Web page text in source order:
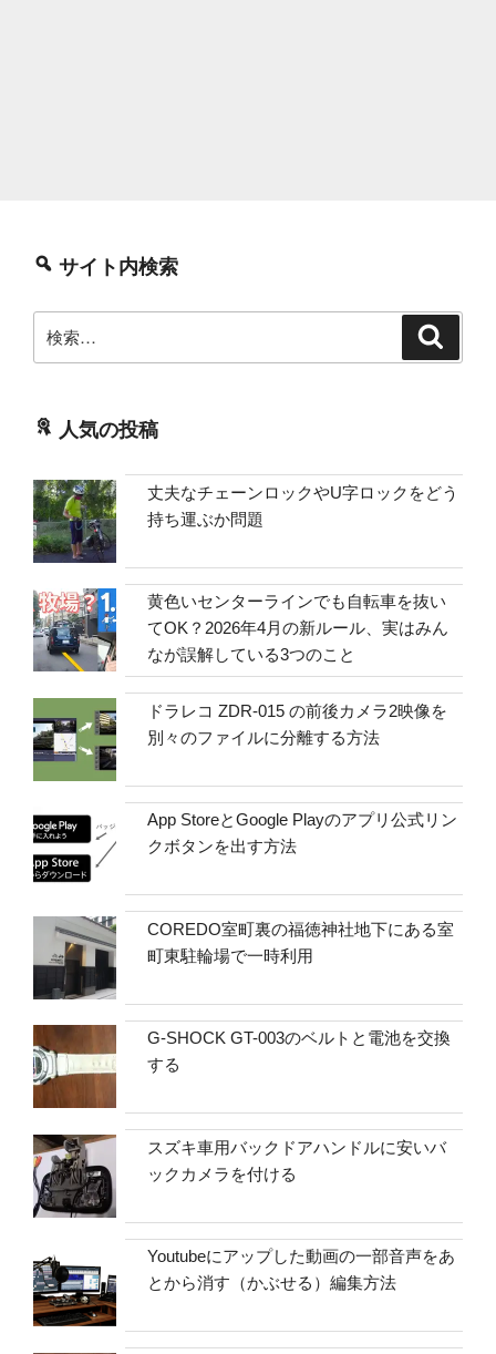
サイト内検索
索:
人気の投稿
丈夫なチェーンロックやU字ロックをどう
持ち運ぶか問題
黄色いセンターラインでも自転車を抜い
てOK？2026年4月の新ルール、実はみん
なが誤解している3つのこと
ドラレコ ZDR-015 の前後カメラ2映像を
別々のファイルに分離する方法
App StoreとGoogle Playのアプリ公式リン
クボタンを出す方法
COREDO室町裏の福徳神社地下にある室
町東駐輪場で一時利用
G-SHOCK GT-003のベルトと電池を交換
する
スズキ車用バックドアハンドルに安いバ
ックカメラを付ける
Youtubeにアップした動画の一部音声をあ
とから消す（かぶせる）編集方法